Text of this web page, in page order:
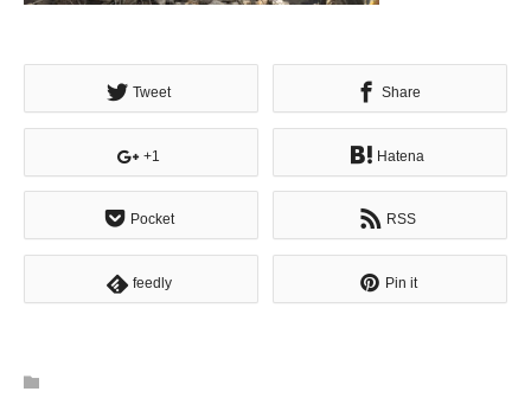
Tweet Share
+1 Hatena
Pocket RSS
feedly Pin it